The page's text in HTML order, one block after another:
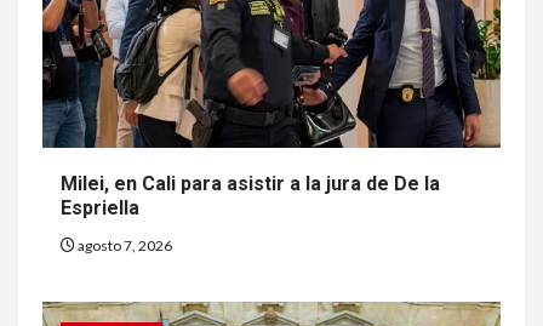
Milei, en Cali para asistir a la jura de De la
Espriella
agosto 7, 2026